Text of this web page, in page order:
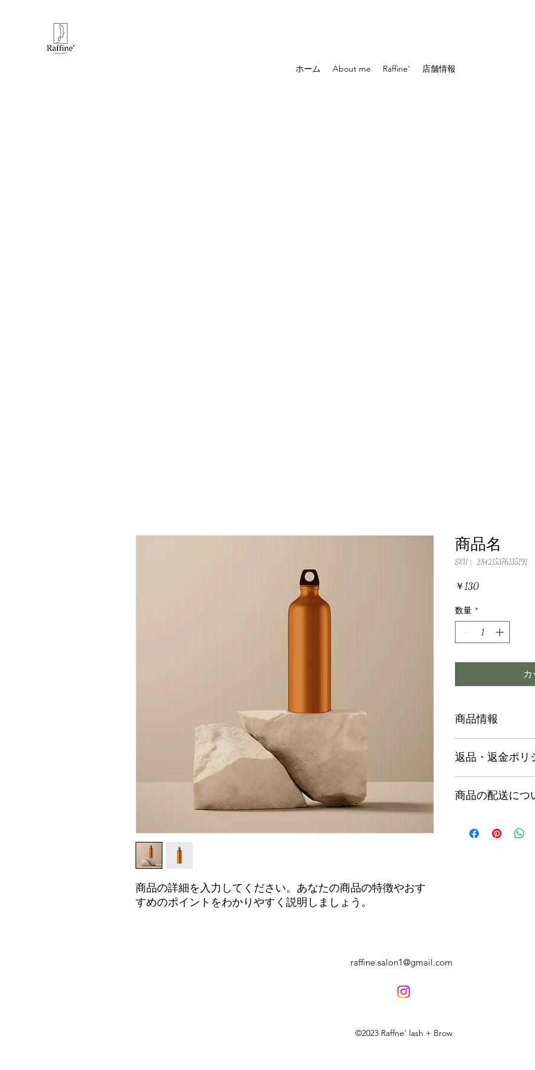
ホーム About me Raffine' 店舗情報
商品の詳細を入力してください。あなたの商品の特徴やおす
すめのポイントをわかりやすく説明しましょう。
商品名
SKU： 284215376135191
￥130価
数量 *
商品情報
明に加え、商品の特
返品・返金ポリ
満足しなかった場合
だけます。
商品の配送につ
する情報を入力して
raffine.salon1@gmail.com
©2023 Raffne' lash + Brow